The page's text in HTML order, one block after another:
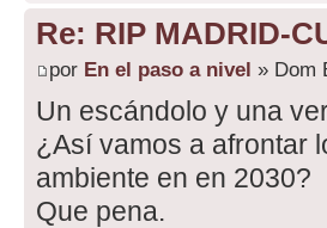
Re: RIP MADRID-
por En el paso a nivel » Dom
Un escándolo y una
¿Así vamos a afrontar
ambiente en en 2030?
Que pena.